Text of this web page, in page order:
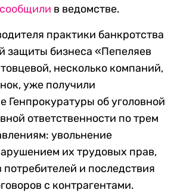
сообщили в ведомстве.
практики банкротства
защиты бизнеса «Пепеляев
несколько компаний,
уже получили
Генпрокуратуры об уголовной
ответственности по трем
увольнение
их трудовых прав,
и последствия
с контрагентами.